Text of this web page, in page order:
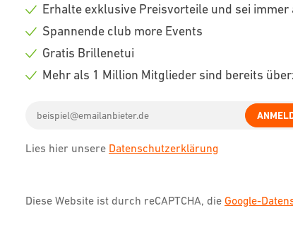
Check
Erhalte exklusive Preisvorteile und sei
Check
Spannende club more Events
Check
Gratis Brillenetui
Mehr als 1 Million Mitglieder sind bereits
address
Lies hier unsere Datenschutzerklärung
Diese Website ist durch reCAPTCHA, die Google-